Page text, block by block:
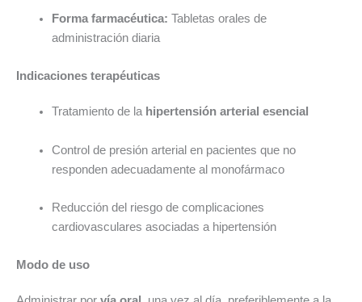
Forma farmacéutica: Tabletas orales de
administración diaria
Indicaciones terapéuticas
Tratamiento de la hipertensión arterial esencial
Control de presión arterial en pacientes que no
responden adecuadamente al monofármaco
Reducción del riesgo de complicaciones
cardiovasculares asociadas a hipertensión
Modo de uso